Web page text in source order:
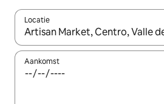
Locatie
Wanneer er suggesties
Aankomst